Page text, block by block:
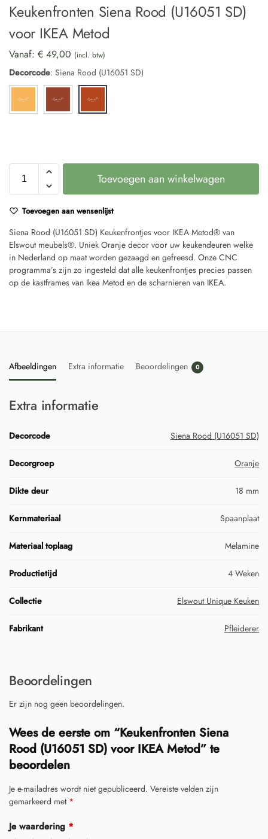
Keukenfronten Siena Rood (U16051 SD)
voor IKEA Metod
Vanaf: € 49,00 (incl. btw)
Decorcode: Siena Rood (U16051 SD)
Toevoegen aan winkelwagen
Toevoegen aan wensenlijst
Siena Rood (U16051 SD) Keukenfrontjes voor IKEA Metod® van
Elswout meubels®. Uniek Oranje decor voor uw keukendeuren welke
in Nederland op maat worden gezaagd en gefreesd. Onze CNC
programma’s zijn zo ingesteld dat alle keukenfrontjes precies passen
op de kastframes van Ikea Metod en de scharnieren van IKEA.
Afbeeldingen Extra informatie Beoordelingen 0
Extra informatie
Decorcode Siena Rood (U16051 SD)
Decorgroep Oranje
Dikte deur 18 mm
Kernmateriaal Spaanplaat
Materiaal toplaag Melamine
Productietijd 4 Weken
Collectie Elswout Unique Keuken
Fabrikant Pfleiderer
Beoordelingen
Er zijn nog geen beoordelingen.
Wees de eerste om “Keukenfronten Siena
Rood (U16051 SD) voor IKEA Metod” te
beoordelen
Je e-mailadres wordt niet gepubliceerd. Vereiste velden zijn
gemarkeerd met *
Je waardering *